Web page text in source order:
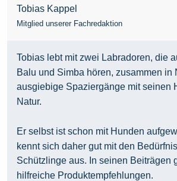
Tobias Kappel
Mitglied unserer Fachredaktion
Tobias lebt mit zwei Labradoren, die
Balu und Simba hören, zusammen in
ausgiebige Spaziergänge mit seinen
Natur.
Er selbst ist schon mit Hunden
kennt sich daher gut mit den
Schützlinge aus. In seinen Beiträgen
hilfreiche Produktempfehlungen.